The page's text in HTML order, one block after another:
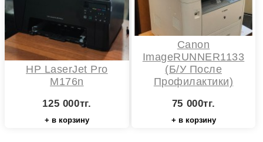
HP LaserJet Pro
M176n
125 000тг.
+ в корзину
Canon
ImageRUNNER1133
(Б/У После
Профилактики)
75 000тг.
+ в корзину